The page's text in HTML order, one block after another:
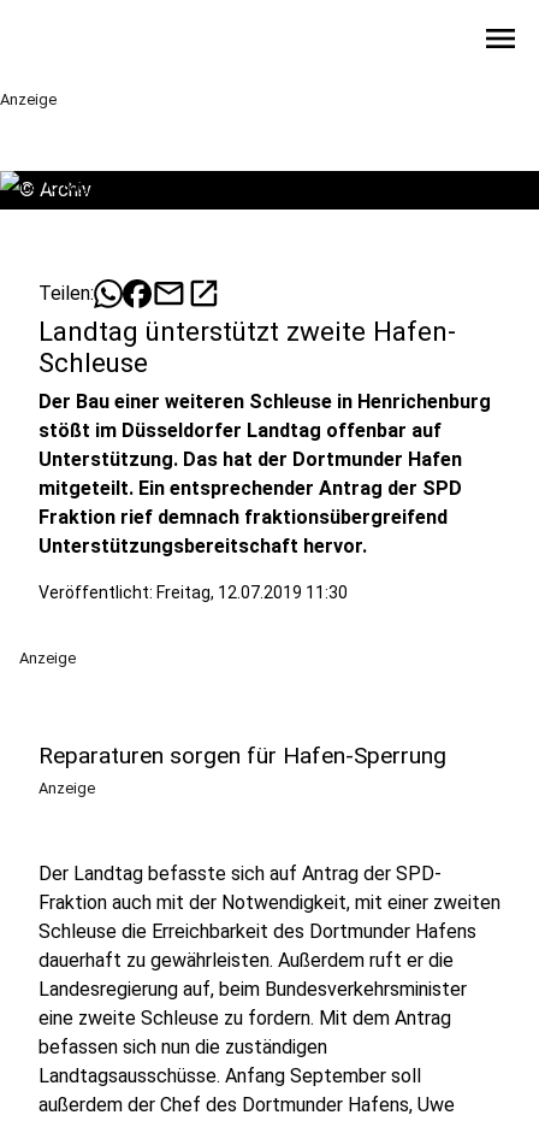
menu
Anzeige
© Archiv
Teilen: mailopen_in_new
Landtag ünterstützt zweite Hafen-
Schleuse
Der Bau einer weiteren Schleuse in Henrichenburg
stößt im Düsseldorfer Landtag offenbar auf
Unterstützung. Das hat der Dortmunder Hafen
mitgeteilt. Ein entsprechender Antrag der SPD
Fraktion rief demnach fraktionsübergreifend
Unterstützungsbereitschaft hervor.
Veröffentlicht: Freitag, 12.07.2019 11:30
Anzeige
Reparaturen sorgen für Hafen-Sperrung
Anzeige
Der Landtag befasste sich auf Antrag der SPD-
Fraktion auch mit der Notwendigkeit, mit einer zweiten
Schleuse die Erreichbarkeit des Dortmunder Hafens
dauerhaft zu gewährleisten. Außerdem ruft er die
Landesregierung auf, beim Bundesverkehrsminister
eine zweite Schleuse zu fordern. Mit dem Antrag
befassen sich nun die zuständigen
Landtagsausschüsse. Anfang September soll
außerdem der Chef des Dortmunder Hafens, Uwe